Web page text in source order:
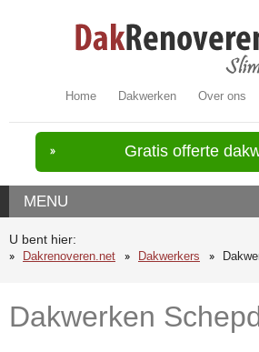
Home Dakwerken Over ons
Gratis offerte
MENU
U bent hier:
Dakrenoveren.net
Dakwerkers
Dakwerken